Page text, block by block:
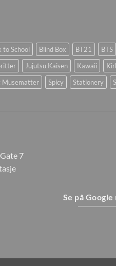
to School Blind Box BT21 BTS
Jujutsu Kaisen Kawaii
Musematter Spicy Stationery
7
Se på Google